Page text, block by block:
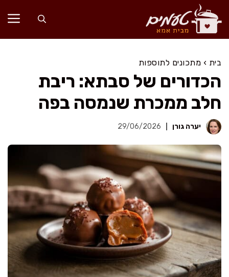
לדלג
לתוכן
בית › מתכונים לתוספות
הכדורים של סבתא: ריבת
חלב ממכרת שנמסה בפה
יערה גורן 29/06/2026